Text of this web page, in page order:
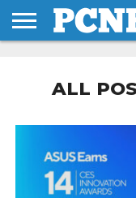
CONDITII
ALL